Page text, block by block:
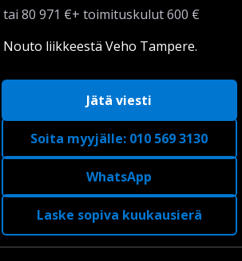
tai 80 971 €+ toimituskulut600 €
Nouto liikkeestä Veho Tampere.
Jätä viesti
Soita myyjälle: 010 569 3130
WhatsApp
Laske sopiva kuukausierä